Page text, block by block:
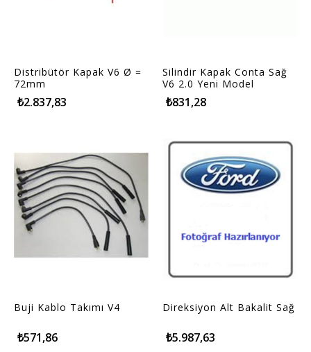
Distribütör Kapak V6 Ø =
72mm
₺2.837,83
Silindir Kapak Conta Sağ
V6 2.0 Yeni Model
₺831,28
Buji Kablo Takımı V4
₺571,86
Direksiyon Alt Bakalit Sağ
₺5.987,63